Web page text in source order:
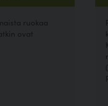
ruokaa
ovat